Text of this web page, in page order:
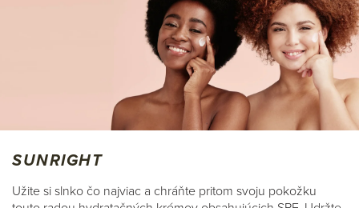
SUNRIGHT
Užite si slnko čo najviac a chráňte pritom svoju pokožku